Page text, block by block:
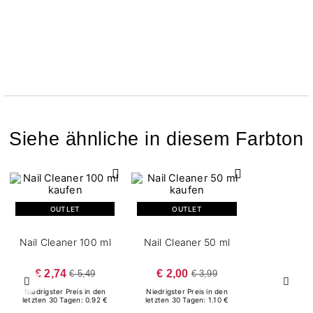
Siehe ähnliche in diesem Farbton
Zurück
OUTLET
Nail Cleaner 100 ml
€ 2,74 € 5,49
Niedrigster Preis in den
letzten 30 Tagen: 0.92 €
OUTLET
Nail Cleaner 50 ml
€ 2,00 € 3,99
Niedrigster Preis in den
letzten 30 Tagen: 1.10 €